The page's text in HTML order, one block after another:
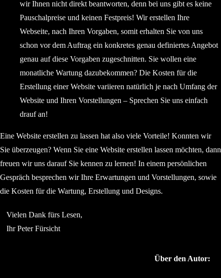
wir Ihnen nicht direkt beantworten, denn bei uns gibt es keine
Pauschalpreise und keinen Festpreis! Wir erstellen Ihre
Webseite, nach Ihren Vorgaben, somit erhalten Sie von uns
schon vor dem Auftrag ein konkretes genau definiertes Angebot
genau auf diese Vorgaben zugeschnitten. Sie wollen eine
monatliche Wartung dazubekommen? Die Kosten für die
Erstellung einer Website variieren natürlich je nach Umfang der
Website und Ihren Vorstellungen – Sprechen Sie uns einfach
drauf an!
Eine Website erstellen zu lassen hat also viele Vorteile! Konnten wir
Sie überzeugen? Wenn Sie eine Website erstellen lassen möchten, dann
freuen wir uns darauf Sie kennen zu lernen! In einem persönlichen
Gespräch besprechen wir Ihre Erwartungen und Vorstellungen, sowie
die Kosten für die Wartung, Erstellung und Designs.
Vielen Dank fürs Lesen,
Ihr Peter Fürsicht
Über den Autor: